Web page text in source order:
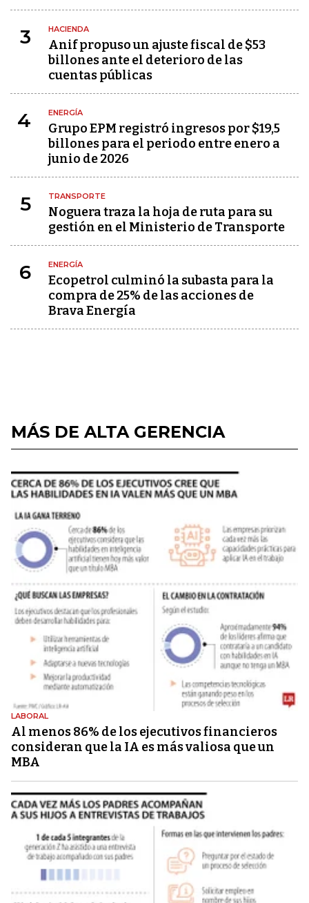
3 HACIENDA
Anif propuso un ajuste fiscal de $53
billones ante el deterioro de las
cuentas públicas
4 ENERGÍA
Grupo EPM registró ingresos por $19,5
billones para el periodo entre enero a
junio de 2026
5 TRANSPORTE
Noguera traza la hoja de ruta para su
gestión en el Ministerio de Transporte
6 ENERGÍA
Ecopetrol culminó la subasta para la
compra de 25% de las acciones de
Brava Energía
MÁS DE ALTA GERENCIA
LABORAL
Al menos 86% de los ejecutivos financieros
consideran que la IA es más valiosa que un
MBA